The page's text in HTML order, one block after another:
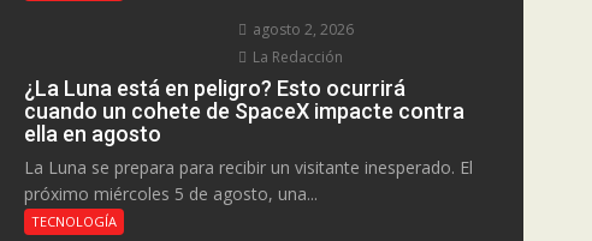
agosto 2, 2026
La Redacción
¿La Luna está en peligro? Esto ocurrirá
cuando un cohete de SpaceX impacte contra
ella en agosto
La Luna se prepara para recibir un visitante inesperado. El
próximo miércoles 5 de agosto, una...
TECNOLOGÍA